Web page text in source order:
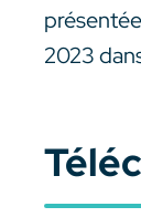
2023